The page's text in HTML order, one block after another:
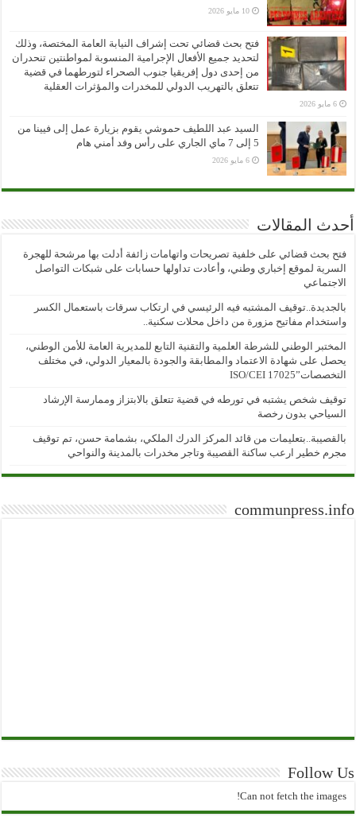
10 مايو 2026
فتح بحث قضائي تحت إشراف النيابة العامة المختصة، وذلك
لتحديد جميع الأفعال الإجرامية المنسوبة لمواطنتين تنحدران
من إحدى دول إفريقيا جنوب الصحراء لتورطهما في قضية
تتعلق بالتهريب الدولي للمخدرات والمؤثرات العقلية
6 مايو 2026
السيد عبد اللطيف حموشي يقوم بزيارة عمل إلى فيينا من
5 إلى 7 ماي الجاري على رأس وفد أمني هام
6 مايو 2026
أحدث المقالات
فتح بحث قضائي على خلفية تصريحات واتهامات زائفة أدلت بها مرشحة للهجرة
السرية لموقع إخباري وطني، وأعادت تداولها حسابات على شبكات التواصل
الاجتماعي
بالجديدة..توقيف المشتبه فيه الرئيسي في ارتكاب سرقات باستعمال الكسر
واستخدام مفاتيح مزورة من داخل محلات سكنية..
المختبر الوطني للشرطة العلمية والتقنية التابع للمديرية العامة للأمن الوطني،
يحصل على شهادة الاعتماد والمطابقة والجودة بالمعيار الدولي، في مختلف
التخصصات”ISO/CEI 17025
توقيف شخص يشتبه في تورطه في قضية تتعلق بالابتزاز وممارسة الإرشاد
السياحي بدون رخصة
بالقصيبة..بتعليمات من قائد المركز الدرك الملكي، بشمامة حسن، تم توقيف
مجرم خطير ارعب ساكنة القصيبة وتاجر مخدرات بالمدينة والنواحي
communpress.info
Follow Us
Can not fetch the images!